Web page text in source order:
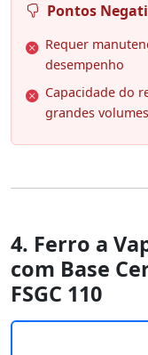
Pontos
Requer
desempenho
Capacidade do
grandes volumes
4. Ferro a
com Base
FSGC 110